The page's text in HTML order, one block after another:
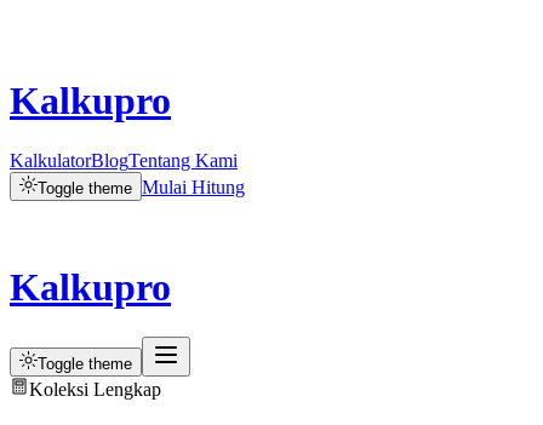
Kalkupro
KalkulatorBlogTentang Kami
Toggle theme Mulai Hitung
Kalkupro
Toggle theme
Koleksi Lengkap